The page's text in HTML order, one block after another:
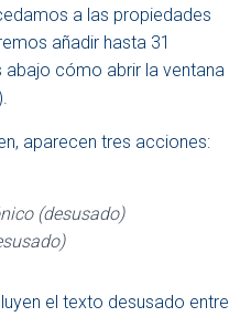
a las propiedades
añadir hasta 31
cómo abrir la ventana
aparecen tres acciones:
(desusado)
el texto desusado entre